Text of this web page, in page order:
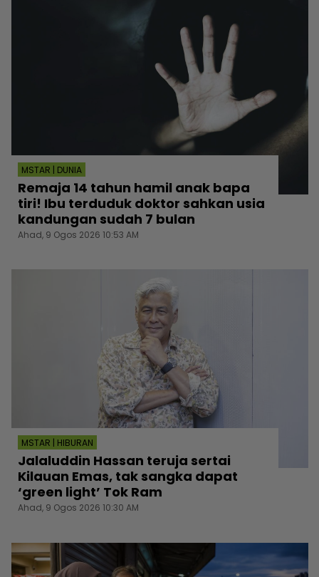
MSTAR | DUNIA
Remaja 14 tahun hamil anak bapa
tiri! Ibu terduduk doktor sahkan usia
kandungan sudah 7 bulan
Ahad, 9 Ogos 2026 10:53 AM
MSTAR | HIBURAN
Jalaluddin Hassan teruja sertai
Kilauan Emas, tak sangka dapat
‘green light’ Tok Ram
Ahad, 9 Ogos 2026 10:30 AM